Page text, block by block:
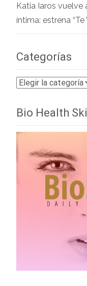
Katia Iaros vuelve
íntima: estrena “Te
Categorías
Categorías
Bio Health